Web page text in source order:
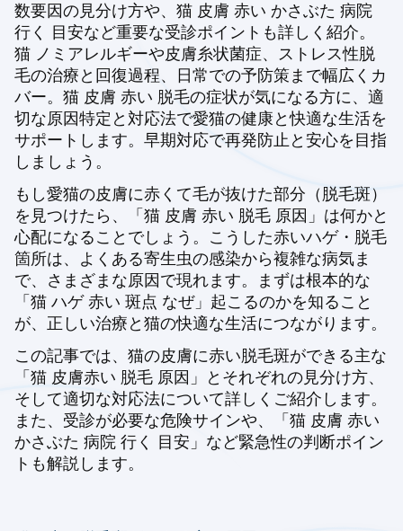
数要因の見分け方や、猫 皮膚 赤い かさぶた 病院
行く 目安など重要な受診ポイントも詳しく紹介。
猫 ノミアレルギーや皮膚糸状菌症、ストレス性脱
毛の治療と回復過程、日常での予防策まで幅広くカ
バー。猫 皮膚 赤い 脱毛の症状が気になる方に、適
切な原因特定と対応法で愛猫の健康と快適な生活を
サポートします。早期対応で再発防止と安心を目指
しましょう。
もし愛猫の皮膚に赤くて毛が抜けた部分（脱毛斑）
を見つけたら、「猫 皮膚 赤い 脱毛 原因」は何かと
心配になることでしょう。こうした赤いハゲ・脱毛
箇所は、よくある寄生虫の感染から複雑な病気ま
で、さまざまな原因で現れます。まずは根本的な
「猫 ハゲ 赤い 斑点 なぜ」起こるのかを知ること
が、正しい治療と猫の快適な生活につながります。
この記事では、猫の皮膚に赤い脱毛斑ができる主な
「猫 皮膚赤い 脱毛 原因」とそれぞれの見分け方、
そして適切な対応法について詳しくご紹介します。
また、受診が必要な危険サインや、「猫 皮膚 赤い
かさぶた 病院 行く 目安」など緊急性の判断ポイン
トも解説します。